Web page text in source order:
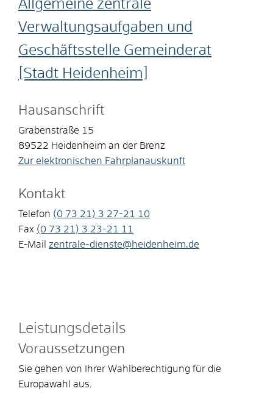
Allgemeine zentrale
Verwaltungsaufgaben und
Geschäftsstelle Gemeinderat
[Stadt Heidenheim]
Hausanschrift
Grabenstraße 15
89522 Heidenheim an der Brenz
Zur elektronischen Fahrplanauskunft
Kontakt
Telefon (0 73 21) 3 27-21
10
Fax (0 73 21) 3 23-21
11
E-Mail zentrale-dienste@heidenheim.de
Leistungsdetails
Voraussetzungen
Sie gehen von Ihrer Wahlberechtigung für die
Europawahl aus.